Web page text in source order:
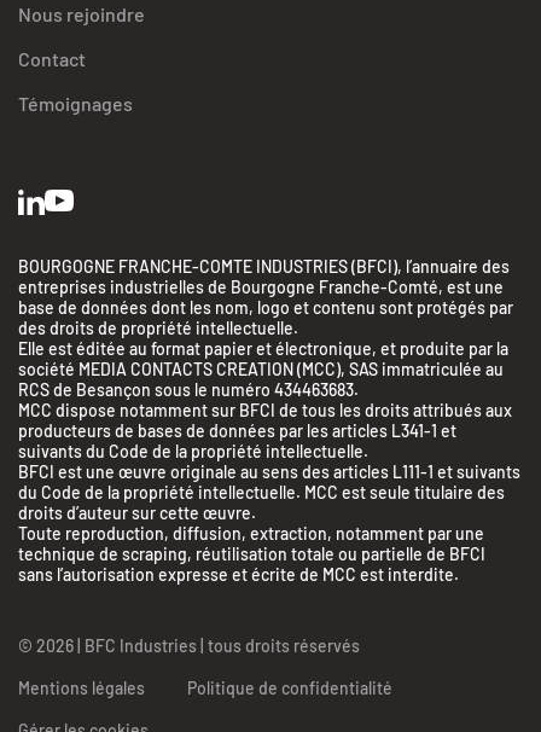
Nous rejoindre
Contact
Témoignages
BOURGOGNE FRANCHE-COMTE INDUSTRIES (BFCI), l’annuaire des
entreprises industrielles de Bourgogne Franche-Comté, est une
base de données dont les nom, logo et contenu sont protégés par
des droits de propriété intellectuelle.
Elle est éditée au format papier et électronique, et produite par la
société MEDIA CONTACTS CREATION (MCC), SAS immatriculée au
RCS de Besançon sous le numéro 434463683.
MCC dispose notamment sur BFCI de tous les droits attribués aux
producteurs de bases de données par les articles L341-1 et
suivants du Code de la propriété intellectuelle.
BFCI est une œuvre originale au sens des articles L111-1 et suivants
du Code de la propriété intellectuelle. MCC est seule titulaire des
droits d’auteur sur cette œuvre.
Toute reproduction, diffusion, extraction, notamment par une
technique de scraping, réutilisation totale ou partielle de BFCI
sans l’autorisation expresse et écrite de MCC est interdite.
© 2026 | BFC Industries | tous droits réservés
Mentions légales Politique de confidentialité
BFC Industries
Utilise des Cookies
On a attendu d'être sûrs que le contenu de ce site vous intéresse avant de
visite...